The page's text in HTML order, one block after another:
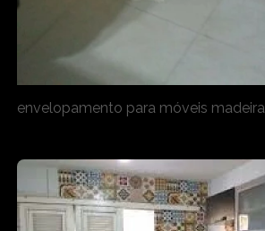
envelopamento para móveis madeira